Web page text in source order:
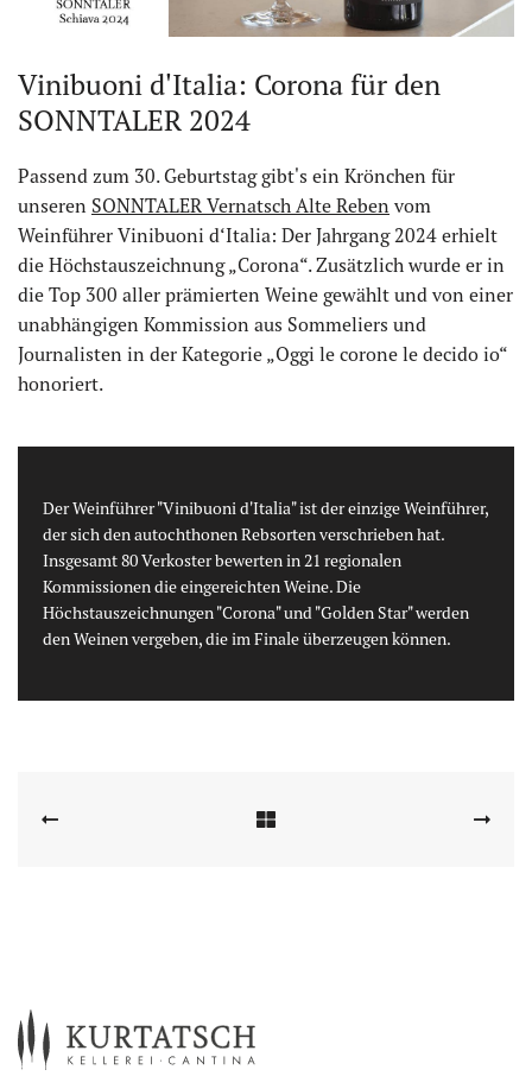
Vinibuoni d'Italia: Corona für den
SONNTALER 2024
Passend zum 30. Geburtstag gibt's ein Krönchen für
unseren SONNTALER Vernatsch Alte Reben vom
Weinführer Vinibuoni d‘Italia: Der Jahrgang 2024 erhielt
die Höchstauszeichnung „Corona“. Zusätzlich wurde er in
die Top 300 aller prämierten Weine gewählt und von einer
unabhängigen Kommission aus Sommeliers und
Journalisten in der Kategorie „Oggi le corone le decido io“
honoriert.
Der Weinführer "Vinibuoni d'Italia" ist der einzige Weinführer,
der sich den autochthonen Rebsorten verschrieben hat.
Insgesamt 80 Verkoster bewerten in 21 regionalen
Kommissionen die eingereichten Weine. Die
Höchstauszeichnungen "Corona" und "Golden Star" werden
den Weinen vergeben, die im Finale überzeugen können.